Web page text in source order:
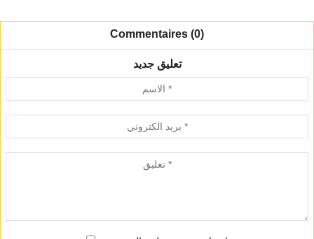
Commentaires (0)
تعليق جديد